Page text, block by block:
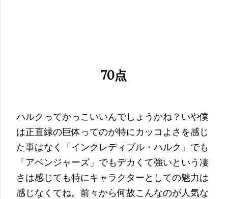
70点
ハルクってかっこいいんでしょうかね？いや僕
は正直緑の巨体ってのが特にカッコよさを感じ
た事はなく「インクレディブル・ハルク」でも
「アベンジャーズ」でもデカくて強いという凄
さは感じても特にキャラクターとしての魅力は
感じなくてね。前々から何故こんなのが人気な